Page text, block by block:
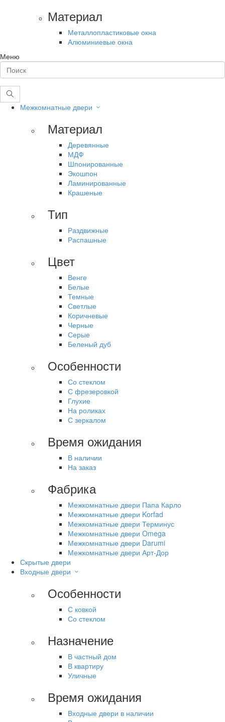
Материал
Металлопластиковые окна
Алюминиевые окна
Меню
Межкомнатные двери
Материал
Деревянные
МДФ
Шпонированные
Экошпон
Ламинированные
Крашеные
Тип
Раздвижные
Распашные
Цвет
Венге
Белые
Темные
Светлые
Коричневые
Черные
Серые
Беленый дуб
Особенности
Со стеклом
С фрезеровкой
Глухие
На роликах
С зеркалом
Время ожидания
В наличии
На заказ
Фабрика
Межкомнатные двери Папа Карло
Межкомнатные двери Korfad
Межкомнатные двери Терминус
Межкомнатные двери Omega
Межкомнатные двери Darumi
Межкомнатные двери Арт-Дор
Скрытые двери
Входные двери
Особенности
С ковкой
Со стеклом
Назначение
В частный дом
В квартиру
Уличные
Время ожидания
Входные двери в наличии